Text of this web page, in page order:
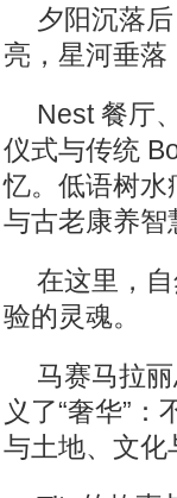
夕阳沉落
亮，星河垂落
Nest 餐厅
仪式与传统
忆。低语树水
与古老康养智
在这里，
验的灵魂。
马赛马拉
义了“奢华”
与土地、文化